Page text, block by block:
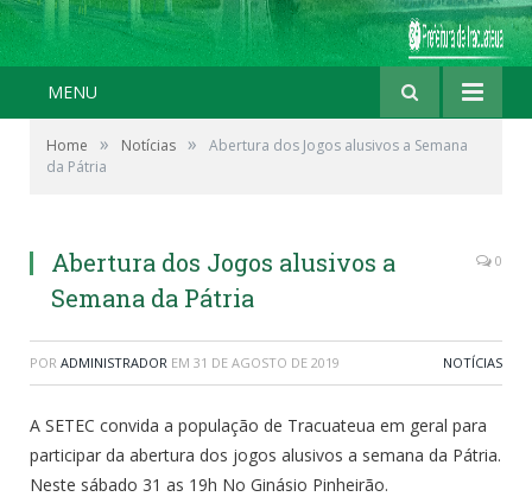
MENU
Home » Notícias »
Abertura dos Jogos alusivos a Semana
da Pátria
Abertura dos Jogos alusivos a
Semana da Pátria
0
POR ADMINISTRADOR EM 31 DE AGOSTO DE 2019 NOTÍCIAS
A SETEC convida a população de Tracuateua em geral para
participar da abertura dos jogos alusivos a semana da Pátria.
Neste sábado 31 as 19h No Ginásio Pinheirão.